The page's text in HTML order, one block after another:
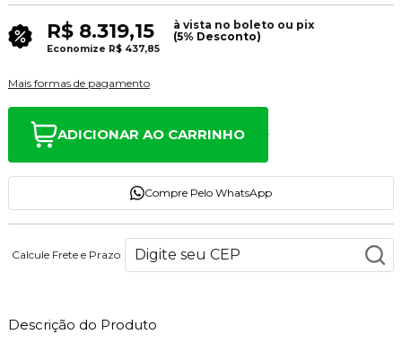
R$ 8.319,15
à vista no boleto ou pix
(5% Desconto)
Economize R$ 437,85
Mais formas de pagamento
ADICIONAR AO CARRINHO
Compre Pelo WhatsApp
Calcule Frete e Prazo
Descrição do Produto